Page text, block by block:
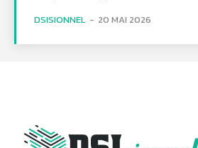
DSISIONNEL - 20 MAI 2026